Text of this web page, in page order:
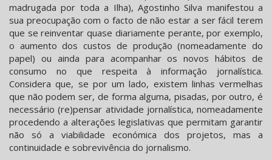
madrugada por toda a Ilha), Agostinho Silva manifestou a
sua preocupação com o facto de não estar a ser fácil terem
que se reinventar quase diariamente perante, por exemplo,
o aumento dos custos de produção (nomeadamente do
papel) ou ainda para acompanhar os novos hábitos de
consumo no que respeita à informação jornalística.
Considera que, se por um lado, existem linhas vermelhas
que não podem ser, de forma alguma, pisadas, por outro, é
necessário (re)pensar atividade jornalística, nomeadamente
procedendo a alterações legislativas que permitam garantir
não só a viabilidade económica dos projetos, mas a
continuidade e sobrevivência do jornalismo.